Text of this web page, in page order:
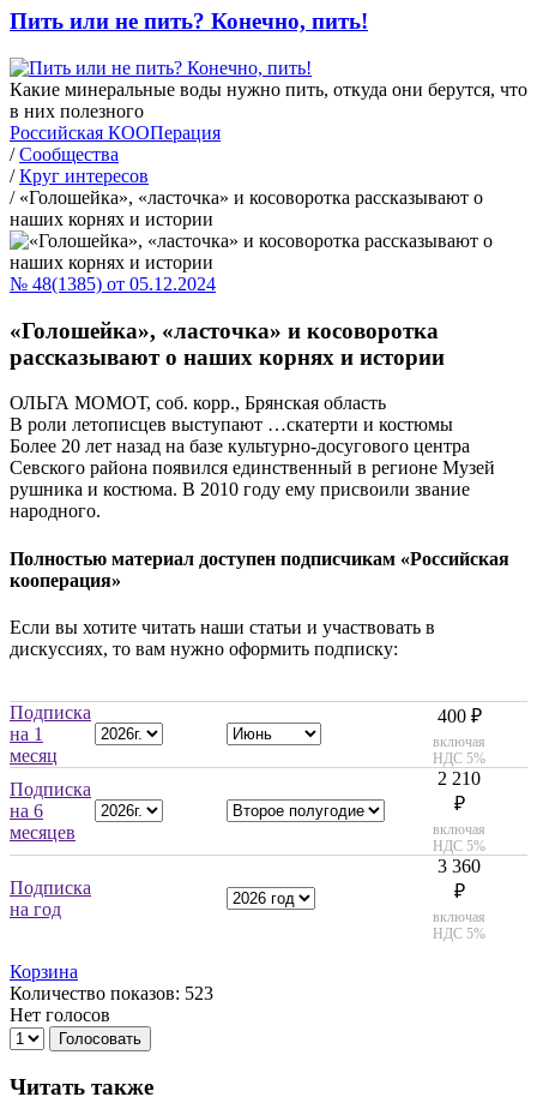
Пить или не пить? Конечно, пить!
Какие минеральные воды нужно пить, откуда они берутся, что
в них полезного
Российская КООПерация
/ Сообщества
/ Круг интересов
/ «Голошейка», «ласточка» и косоворотка рассказывают о
наших корнях и истории
№ 48(1385) от 05.12.2024
«Голошейка», «ласточка» и косоворотка
рассказывают о наших корнях и истории
ОЛЬГА МОМОТ, соб. корр., Брянская область
В роли летописцев выступают …скатерти и костюмы
Более 20 лет назад на базе культурно-досугового центра
Севского района появился единственный в регионе Музей
рушника и костюма. В 2010 году ему присвоили звание
народного.
Полностью материал доступен подписчикам «Российская
кооперация»
Если вы хотите читать наши статьи и участвовать в
дискуссиях, то вам нужно оформить подписку:
Подписка
на 1
месяц
400 ₽
включая
НДС 5%
Подписка
на 6
месяцев
2 210
₽
включая
НДС 5%
Подписка
на год
3 360
₽
включая
НДС 5%
Корзина
Количество показов: 523
Нет голосов
Голосовать
Читать также